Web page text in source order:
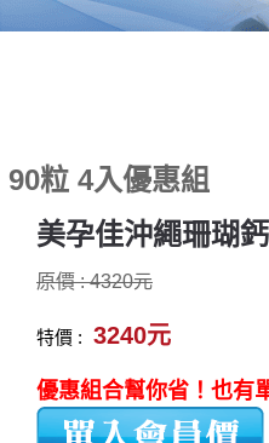
粒 4入優惠組
美孕佳沖繩珊瑚
原價 : 4320元
特價 : 3240元
優惠組合幫你省！也有